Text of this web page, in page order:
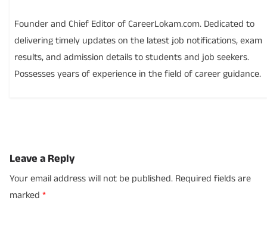
Founder and Chief Editor of CareerLokam.com. Dedicated to
delivering timely updates on the latest job notifications, exam
results, and admission details to students and job seekers.
Possesses years of experience in the field of career guidance.
Leave a Reply
Your email address will not be published. Required fields are
marked *